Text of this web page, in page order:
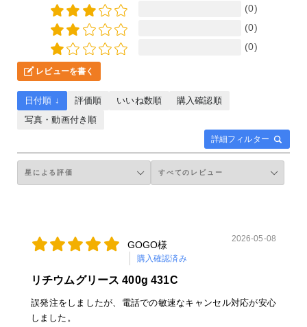
(0)
(0)
(0)
レビューを書く
詳細フィルター
日付順 ↓ 評価順 いいね数順
購入確認順
写真・動画付き順
GOGO様
購入確認済み
2026-05-08
リチウムグリース 400g 431C
誤発注をしましたが、電話での敏速なキャンセル対応が安心
しました。